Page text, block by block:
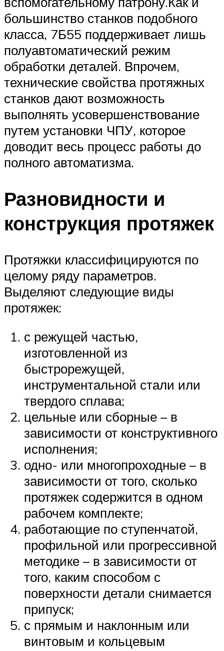
большинство станков подобного
класса, 7Б55 поддерживает лишь
полуавтоматический режим
обработки деталей. Впрочем,
технические свойства протяжных
станков дают возможность
выполнять усовершенствование
путем установки ЧПУ, которое
доводит весь процесс работы до
полного автоматизма.
Разновидности и
конструкция протяжек
Протяжки классифицируются по
целому ряду параметров.
Выделяют следующие виды
протяжек:
с режущей частью,
изготовленной из
быстрорежущей,
инструментальной стали или
твердого сплава;
цельные или сборные – в
зависимости от конструктивного
исполнения;
одно- или многопроходные – в
зависимости от того, сколько
протяжек содержится в одном
рабочем комплекте;
работающие по ступенчатой,
профильной или прогрессивной
методике – в зависимости от
того, каким способом с
поверхности детали снимается
припуск;
с прямым и наклонным или
винтовым и кольцевым